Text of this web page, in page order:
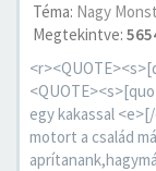
Téma: Nagy
Megtekintve:
egy kakassal
motort a család